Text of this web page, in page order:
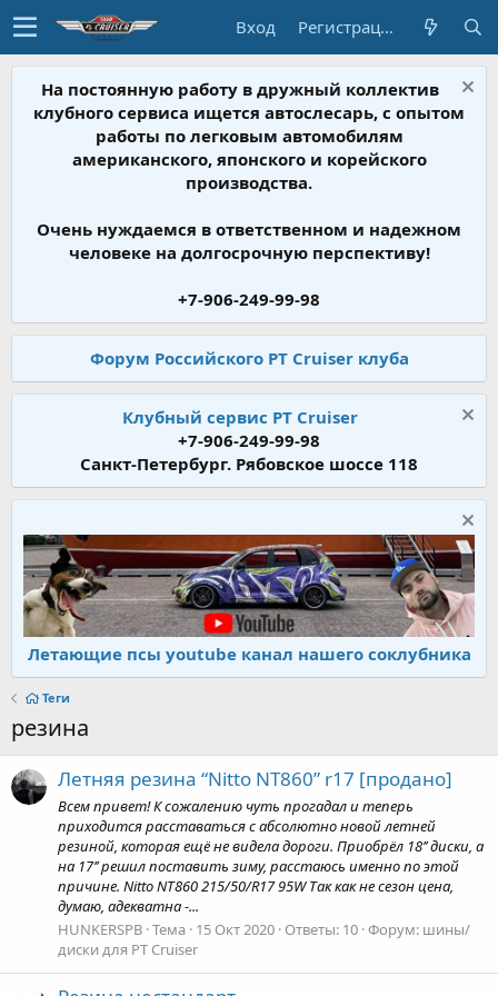
Вход Регистрация
На постоянную работу в дружный коллектив
клубного сервиса ищется автослесарь, с опытом
работы по легковым автомобилям
американского, японского и корейского
производства.
Очень нуждаемся в ответственном и надежном
человеке на долгосрочную перспективу!
+7-906-249-99-98
Форум Российского PT Cruiser клуба
Клубный сервис PT Cruiser
+7-906-249-99-98
Санкт-Петербург. Рябовское шоссе 118
Летающие псы youtube канал нашего соклубника
Теги
резина
Летняя резина “Nitto NT860” r17 [продано]
Всем привет! К сожалению чуть прогадал и теперь
приходится расставаться с абсолютно новой летней
резиной, которая ещё не видела дороги. Приобрёл 18’’ диски, а
на 17’’ решил поставить зиму, расстаюсь именно по этой
причине. Nitto NT860 215/50/R17 95W Так как не сезон цена,
думаю, адекватна -...
HUNKERSPB Тема 15 Окт 2020 Ответы: 10 Форум: шины/
диски для PT Cruiser